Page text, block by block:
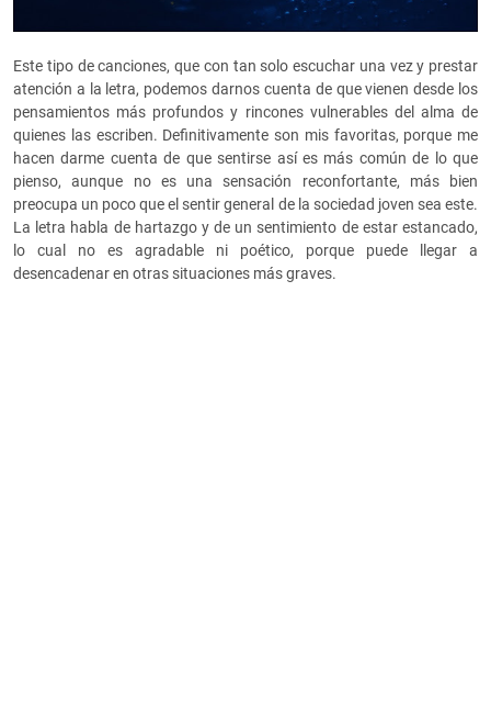
Este tipo de canciones, que con tan solo escuchar una vez y prestar
atención a la letra, podemos darnos cuenta de que vienen desde los
pensamientos más profundos y rincones vulnerables del alma de
quienes las escriben. Definitivamente son mis favoritas, porque me
hacen darme cuenta de que sentirse así es más común de lo que
pienso, aunque no es una sensación reconfortante, más bien
preocupa un poco que el sentir general de la sociedad joven sea este.
La letra habla de hartazgo y de un sentimiento de estar estancado,
lo cual no es agradable ni poético, porque puede llegar a
desencadenar en otras situaciones más graves.